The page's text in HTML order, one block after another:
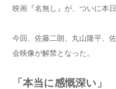
映画『名無し』が、ついに本
今回、佐藤二朗、丸山隆平、
会映像が解禁となった。
「本当に感慨深い」